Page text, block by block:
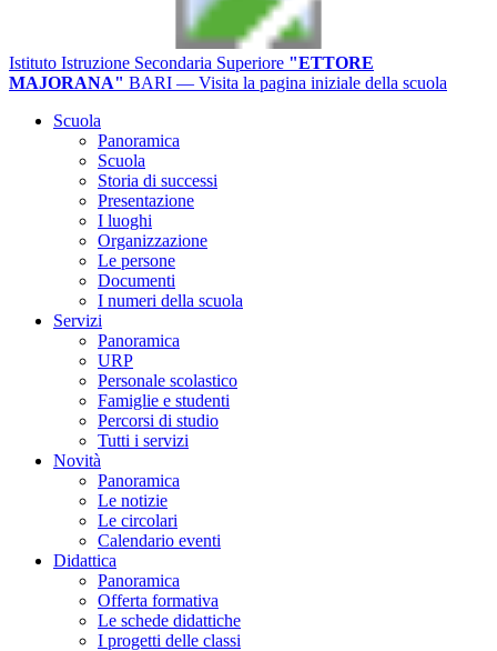
Istituto Istruzione Secondaria Superiore "ETTORE
MAJORANA" BARI — Visita la pagina iniziale della scuola
Scuola
Panoramica
Scuola
Storia di successi
Presentazione
I luoghi
Organizzazione
Le persone
Documenti
I numeri della scuola
Servizi
Panoramica
URP
Personale scolastico
Famiglie e studenti
Percorsi di studio
Tutti i servizi
Novità
Panoramica
Le notizie
Le circolari
Calendario eventi
Didattica
Panoramica
Offerta formativa
Le schede didattiche
I progetti delle classi